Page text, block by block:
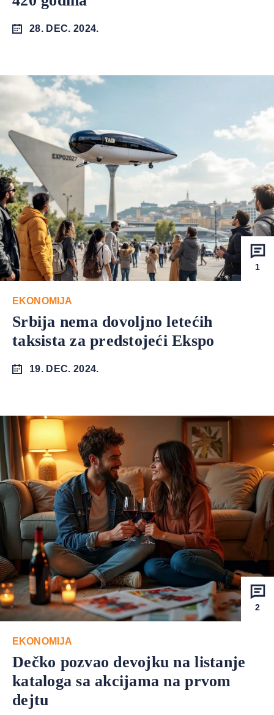
28. DEC. 2024.
1
EKONOMIJA
Srbija nema dovoljno letećih
taksista za predstojeći Ekspo
19. DEC. 2024.
2
EKONOMIJA
Dečko pozvao devojku na listanje
kataloga sa akcijama na prvom
dejtu